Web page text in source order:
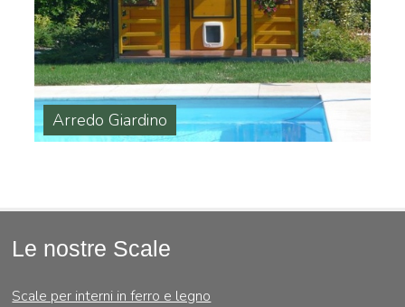
Arredo Giardino
Le nostre Scale
Scale per interni in ferro e legno